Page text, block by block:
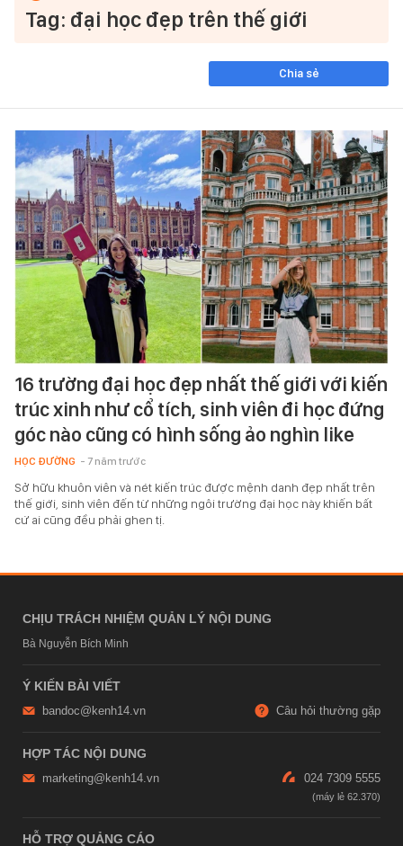
Tag: đại học đẹp trên thế giới
Chia sẻ
16 trường đại học đẹp nhất thế giới với kiến
trúc xinh như cổ tích, sinh viên đi học đứng
góc nào cũng có hình sống ảo nghìn like
HỌC ĐƯỜNG - 7 năm trước
Sở hữu khuôn viên và nét kiến trúc được mệnh danh đẹp nhất trên
thế giới, sinh viên đến từ những ngôi trường đại học này khiến bất
cứ ai cũng đều phải ghen tị.
CHỊU TRÁCH NHIỆM QUẢN LÝ NỘI DUNG
Bà Nguyễn Bích Minh
Ý KIẾN BÀI VIẾT
bandoc@kenh14.vn Câu hỏi thường gặp
HỢP TÁC NỘI DUNG
marketing@kenh14.vn 024 7309 5555
HỖ TRỢ QUẢNG CÁO